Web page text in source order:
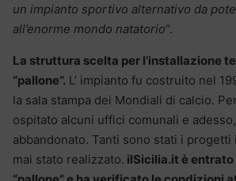
un impianto sportivo alternativo da
all’enorme mondo natatorio“.
La struttura scelta per l’installazione
“pallone”. L’ impianto fu costruito nel
la sala stampa dei Mondiali di calcio.
ospitato alcuni uffici comunali e
abbandonato. Tanti sono stati i progetti
mai stato realizzato. ilSicilia.it è entrato